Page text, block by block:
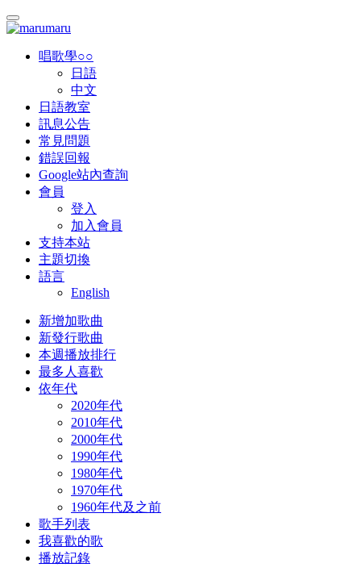
唱歌學○○
日語
中文
日語教室
訊息公告
常見問題
錯誤回報
Google站內查詢
會員
登入
加入會員
支持本站
主題切換
語言
English
新增加歌曲
新發行歌曲
本週播放排行
最多人喜歡
依年代
2020年代
2010年代
2000年代
1990年代
1980年代
1970年代
1960年代及之前
歌手列表
我喜歡的歌
播放記錄